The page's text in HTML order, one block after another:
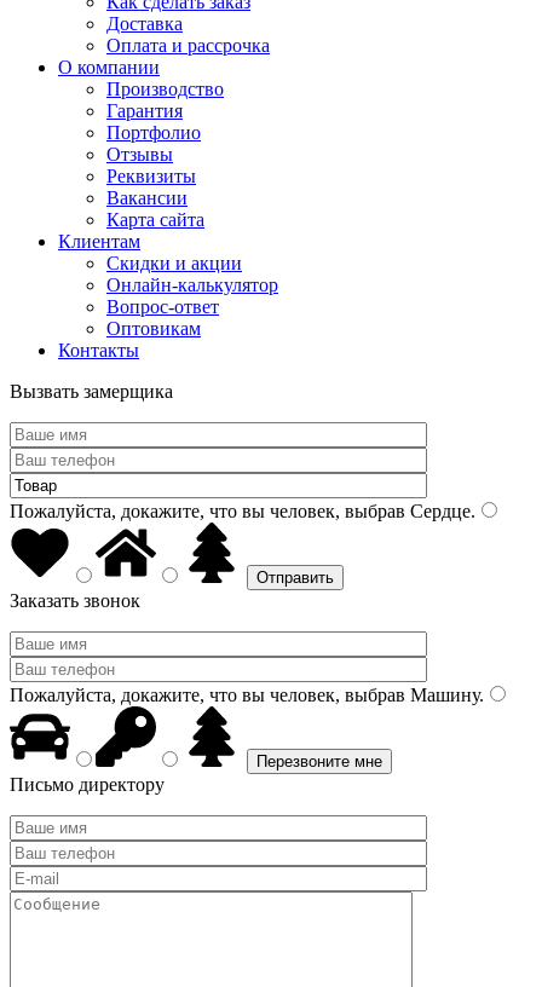
Доставка
Оплата и рассрочка
О компании
Производство
Гарантия
Портфолио
Отзывы
Реквизиты
Вакансии
Карта сайта
Клиентам
Скидки и акции
Онлайн-калькулятор
Вопрос-ответ
Оптовикам
Контакты
Вызвать замерщика
Пожалуйста, докажите, что вы человек, выбрав Сердце.
Заказать звонок
Пожалуйста, докажите, что вы человек, выбрав Машину.
Письмо директору